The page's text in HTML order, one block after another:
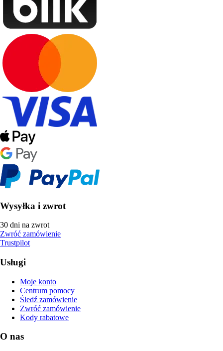
Wysyłka i zwrot
30 dni na zwrot
Zwróć zamówienie
Trustpilot
Usługi
Moje konto
Centrum pomocy
Śledź zamówienie
Zwróć zamówienie
Kody rabatowe
O nas